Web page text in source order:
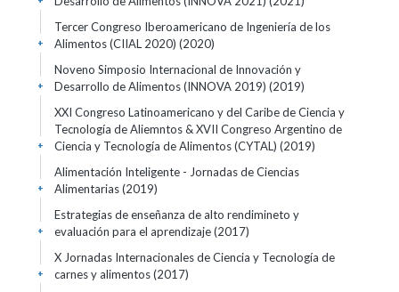
Tercer Congreso Iberoamericano de Ingeniería de los
Alimentos (CIIAL 2020) (2020)
+
Noveno Simposio Internacional de Innovación y
Desarrollo de Alimentos (INNOVA 2019) (2019)
+
XXI Congreso Latinoamericano y del Caribe de Ciencia y
Tecnología de Aliemntos & XVII Congreso Argentino de
Ciencia y Tecnología de Alimentos (CYTAL) (2019)
+
Alimentación Inteligente - Jornadas de Ciencias
Alimentarias(2019)
+
Estrategias de enseñanza de alto rendimineto y
evaluación para el aprendizaje(2017)
+
X Jornadas Internacionales de Ciencia y Tecnología de
carnes y alimentos(2017)
+